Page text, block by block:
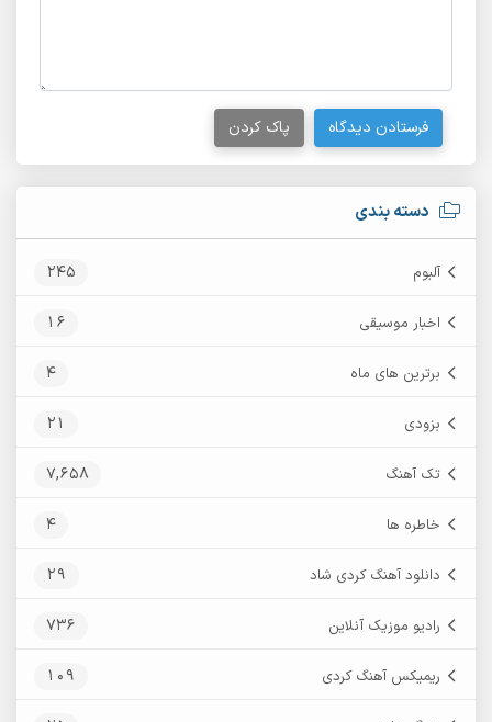
دسته بندی
آلبوم 245
اخبار موسیقی 16
برترین های ماه 4
بزودی 21
تک آهنگ 7,658
خاطره ها 4
دانلود آهنگ کردی شاد 29
رادیو موزیک آنلاین 736
ریمیکس آهنگ کردی 109
فرستادن دیدگاه پاک کردن